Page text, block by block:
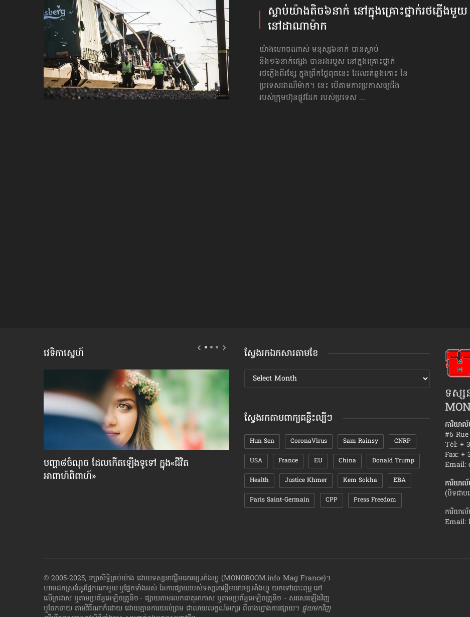
ស្លាប់​យ៉ាងតិច​៦នាក់ នៅ​ក្នុង​គ្រោះថ្នាក់​រថភ្លើង​មួយ
នៅ​ដាណាម៉ាក
យ៉ាងហោចណាស់ មនុស្ស៦នាក់ បានស្លាប់
និង១៦នាក់ផ្សេង បានរងរបួស នៅក្នុងគ្រោះថ្នាក់
រថភ្លើងពីរខ្សែ ក្នុងព្រឹកថ្ងៃពុធនេះ ដែលរត់ឆ្លងកោះ នៃ
ប្រទេស​ដាណឺម៉ាក។ នេះ បើតាមការប្រកាសឲ្យដឹង
របស់ក្រុមហ៊ុនផ្លូវដែក របស់ប្រទេស ...
វេទិកាស្នេហ៍
បញ្ហា៨ចំណុច ​ដែល​កើត​ឡើង​ទូទៅ ក្នុង«​ជីវិត​
អាពាហ៍ពិពាហ៍»
ស្វែង​យល់​អារម្មណ៍​មនុស្ស​ស្រី​នៅ​លីវ ពេល​ឃើញ​គេ​
រៀបការ
វិធី​ធ្វើ​ឱ្យ​មិត្ត​ស្
ស្វែងរកឯកសារតាមខែ
ស្វែងរក
ឯកសារ
ស្វែងរកតាមពាក្យគន្លឹះល្បីៗ
Hun Sen CoronaVirus Sam Rainsy CNRP
USA France EU China Donald Trump
Health Justice Khmer Kem Sokha EBA
Paris Saint-Germain CPP Press Freedom
ទស្ស
ការិយា
#6
Tél: +
Fax: +
Email:
ការិយាល័
(បិទជាប
ការិយាល័
Email:
© 2005-2025, រក្សាសិទ្ធិគ្រប់យ៉ាង ដោយទស្សនាវដ្ដី​មនោរម្យ.អាំងហ្វូ (MONOROOM.info Mag France)។
ហាម​ដក​ស្រង់​នូវ​ផ្នែក​ណា​មួយ​ ឬ​ផ្នែក​ទាំង​អស់ ​នៃ​ការ​ផ្សាយ​របស់​ទស្សនាវដ្ដី​​មនោរម្យ.អាំងហ្វូ យក​ទៅ​​បោះពុម្ព នៅ
លើក្រដាស ឬតាម​ប្រព័ន្ធ​អេឡិច​ត្រូនិច - ផ្សាយ​តាម​រលក​ធាតុអាកាស ឬតាមប្រព័ន្ធអេឡិចត្រូនិច - សរសេរ​ឡើង​វិញ
ឬ​ចែក​ចាយ​ តាមវិធីណាក៏ដោយ ដោយ​គ្មាន​ការ​យល់ព្រម ជា​លាយ​លក្ខណ៍​អក្សរ​ ពី​ចាងហ្វាង​ការ​ផ្សាយ​។ ផ្ទុយមកវិញ